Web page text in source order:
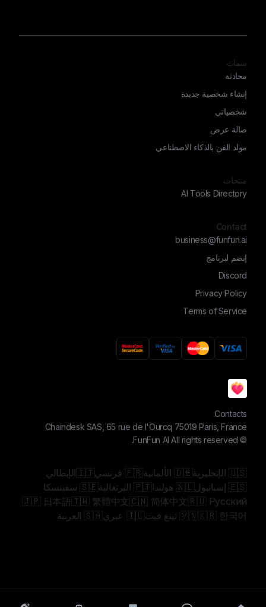
Contacts:
Chaindesk SAS, 65 rue de l'Ourcq 75019 Paris, France
©
FunFun AI All rights reserved.
سمات
محادثة
إنشاء شخصية جديدة
شخصياتي
صالة عرض
مولد الفن بالذكاء الاصطناعي
منتجات
AI Tools Directory
Contact
business@funfun.ai
إنضم لبرنامج
Discord
Privacy Policy
Terms of Service
🇺🇸 الإنجليزية 🇩🇪 الألمانية 🇫🇷 فرنسي
🇮🇹الإيطالي
🇪🇸 إسبانيول
🇳🇱 هولندا 🇵🇹 البرتغالية
🇸🇪 سفينسكا
🇷🇺 Русский
🇨🇳 简体中文
🇹🇼 繁體中文
🇯🇵 日本語
🇰🇷 한국어 🇻🇳 تينغ فيت 🇮🇱 عبري 🇸🇦 العربية